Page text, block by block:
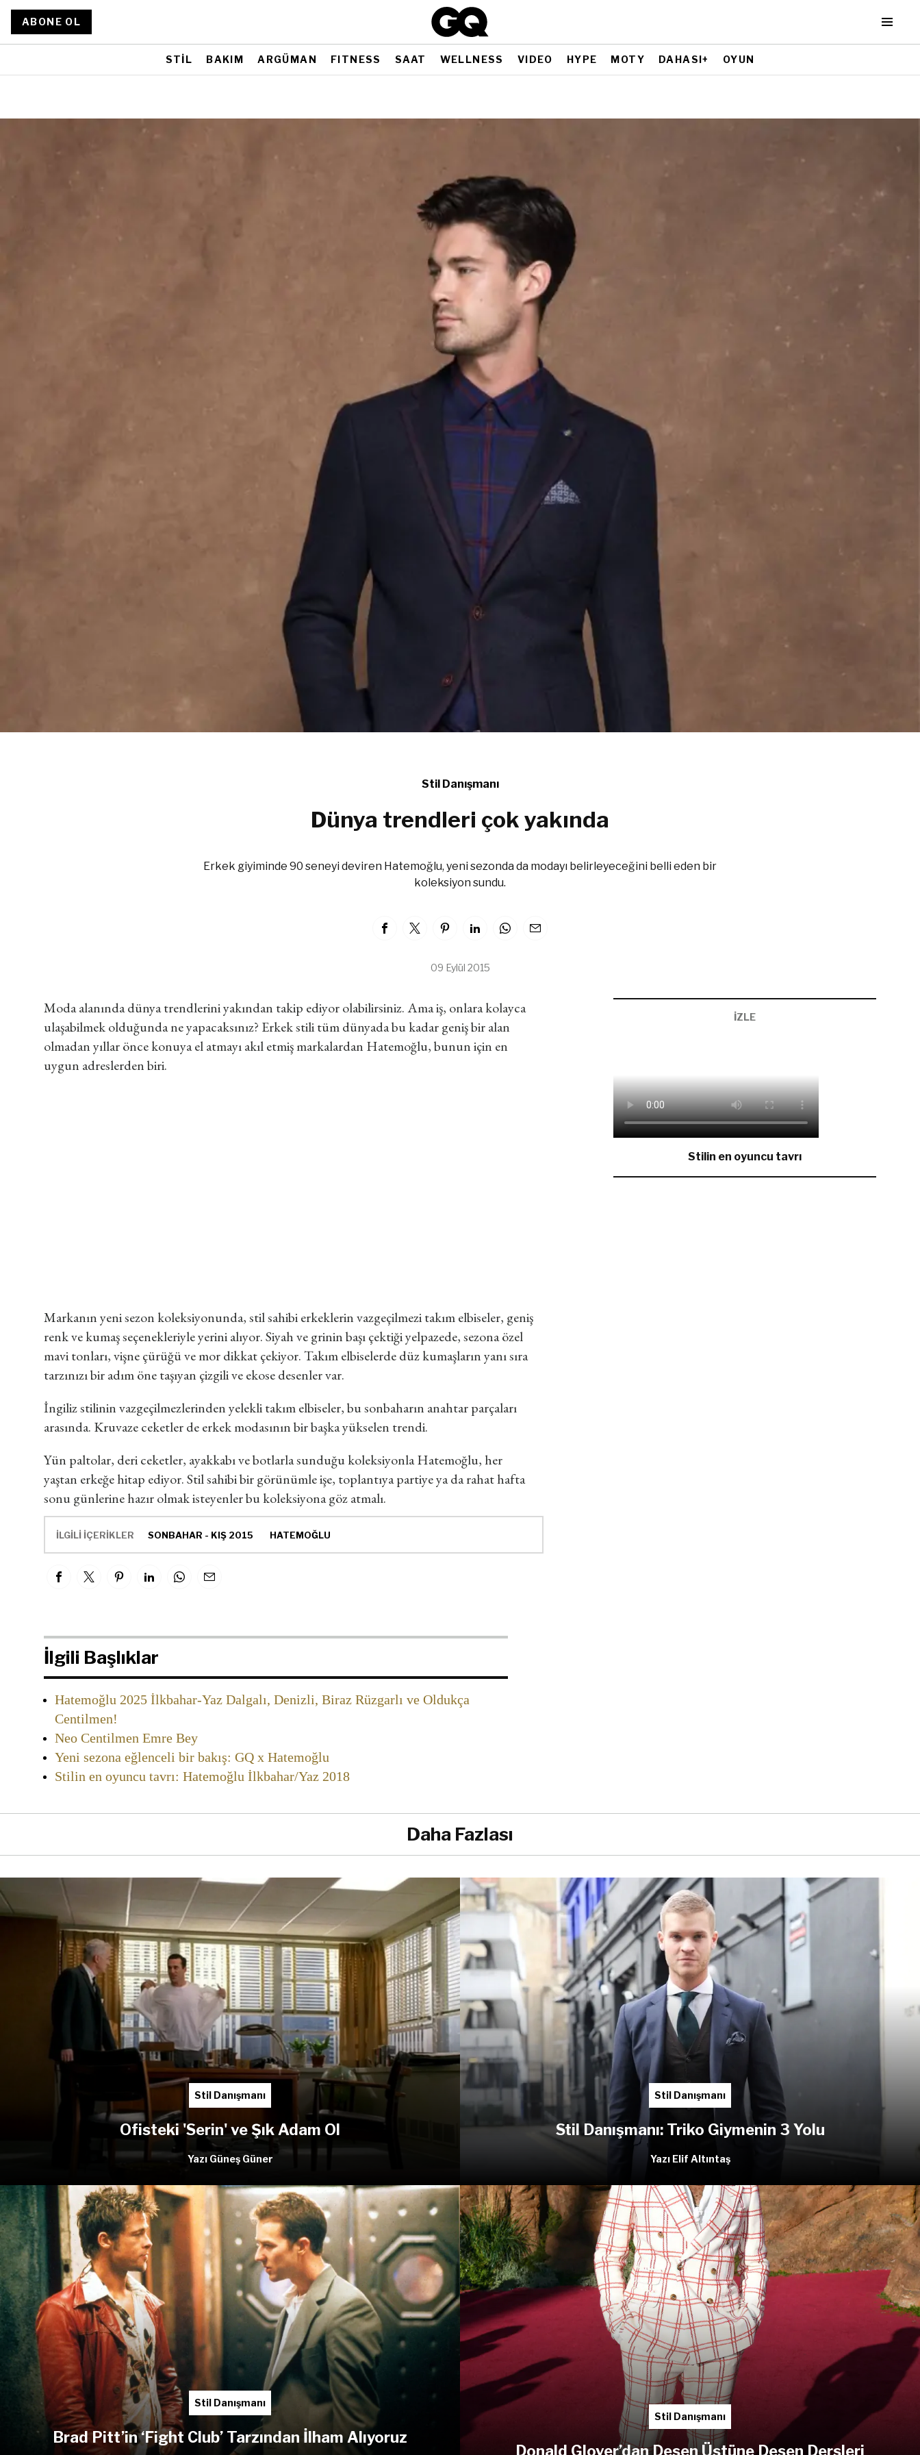
ABONE OL
STİL BAKIM ARGÜMAN FITNESS SAAT WELLNESS VIDEO HYPE MOTY DAHASI+ OYUN
Stil Danışmanı
Dünya trendleri çok yakında
Erkek giyiminde 90 seneyi deviren Hatemoğlu, yeni sezonda da modayı belirleyeceğini belli eden bir
koleksiyon sundu.
09 Eylül 2015
Moda alanında dünya trendlerini yakından takip ediyor olabilirsiniz. Ama iş, onlara kolayca
ulaşabilmek olduğunda ne yapacaksınız? Erkek stili tüm dünyada bu kadar geniş bir alan
olmadan yıllar önce konuya el atmayı akıl etmiş markalardan Hatemoğlu, bunun için en
uygun adreslerden biri.
Markanın yeni sezon koleksiyonunda, stil sahibi erkeklerin vazgeçilmezi takım elbiseler, geniş
renk ve kumaş seçenekleriyle yerini alıyor. Siyah ve grinin başı çektiği yelpazede, sezona özel
mavi tonları, vişne çürüğü ve mor dikkat çekiyor. Takım elbiselerde düz kumaşların yanı sıra
tarzınızı bir adım öne taşıyan çizgili ve ekose desenler var.
İngiliz stilinin vazgeçilmezlerinden yelekli takım elbiseler, bu sonbaharın anahtar parçaları
arasında. Kruvaze ceketler de erkek modasının bir başka yükselen trendi.
Yün paltolar, deri ceketler, ayakkabı ve botlarla sunduğu koleksiyonla Hatemoğlu, her
yaştan erkeğe hitap ediyor. Stil sahibi bir görünümle işe, toplantıya partiye ya da rahat hafta
sonu günlerine hazır olmak isteyenler bu koleksiyona göz atmalı.
İZLE
Stilin en oyuncu tavrı
İLGİLİ İÇERİKLER SONBAHAR - KIŞ 2015 HATEMOĞLU
İlgili Başlıklar
Hatemoğlu 2025 İlkbahar-Yaz Dalgalı, Denizli, Biraz Rüzgarlı ve Oldukça
Centilmen!
Neo Centilmen Emre Bey
Yeni sezona eğlenceli bir bakış: GQ x Hatemoğlu
Stilin en oyuncu tavrı: Hatemoğlu İlkbahar/Yaz 2018
Daha Fazlası
Stil Danışmanı
Ofisteki 'Serin' ve Şık Adam Ol
Yazı Güneş Güner
Stil Danışmanı
Stil Danışmanı: Triko Giymenin 3 Yolu
Yazı Elif Altıntaş
Stil Danışmanı
Brad Pitt’in ‘Fight Club’ Tarzından İlham Alıyoruz
Stil Danışmanı
Donald Glover’dan Desen Üstüne Desen Dersleri